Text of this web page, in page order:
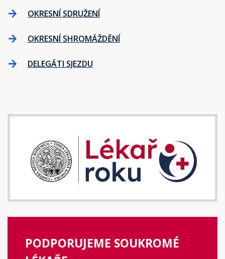
OKRESNÍ SDRUŽENÍ
OKRESNÍ SHROMÁŽDĚNÍ
DELEGÁTI SJEZDU
PODPORUJEME SOUKROMÉ